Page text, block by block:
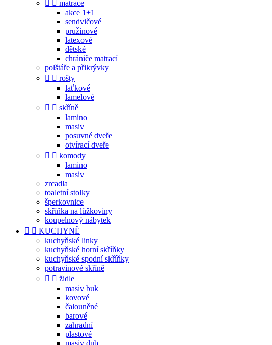
  matrace
akce 1+1
sendvičové
pružinové
latexové
dětské
chrániče matrací
polštáře a přikrývky
  rošty
laťkové
lamelové
  skříně
lamino
masiv
posuvné dveře
otvírací dveře
  komody
lamino
masiv
zrcadla
toaletní stolky
šperkovnice
skříňka na lůžkoviny
koupelnový nábytek
  KUCHYNĚ
kuchyňské linky
kuchyňské horní skříňky
kuchyňské spodní skříňky
potravinové skříně
  židle
masiv buk
kovové
čalouněné
barové
zahradní
plastové
masiv dub